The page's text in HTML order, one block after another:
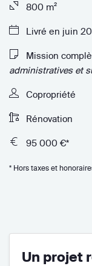
800 m²
Livré en juin
Mission
administratives et
Copropriété
Rénovation
95 000 €*
* Hors taxes et
Un projet